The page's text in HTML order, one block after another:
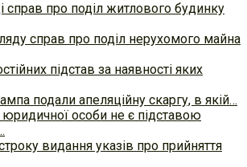
справ про поділ житлового будинку
справ про поділ нерухомого майна
підстав за наявності яких
подали апеляційну скаргу, в якій…
особи не є підставою
видання указів про прийняття